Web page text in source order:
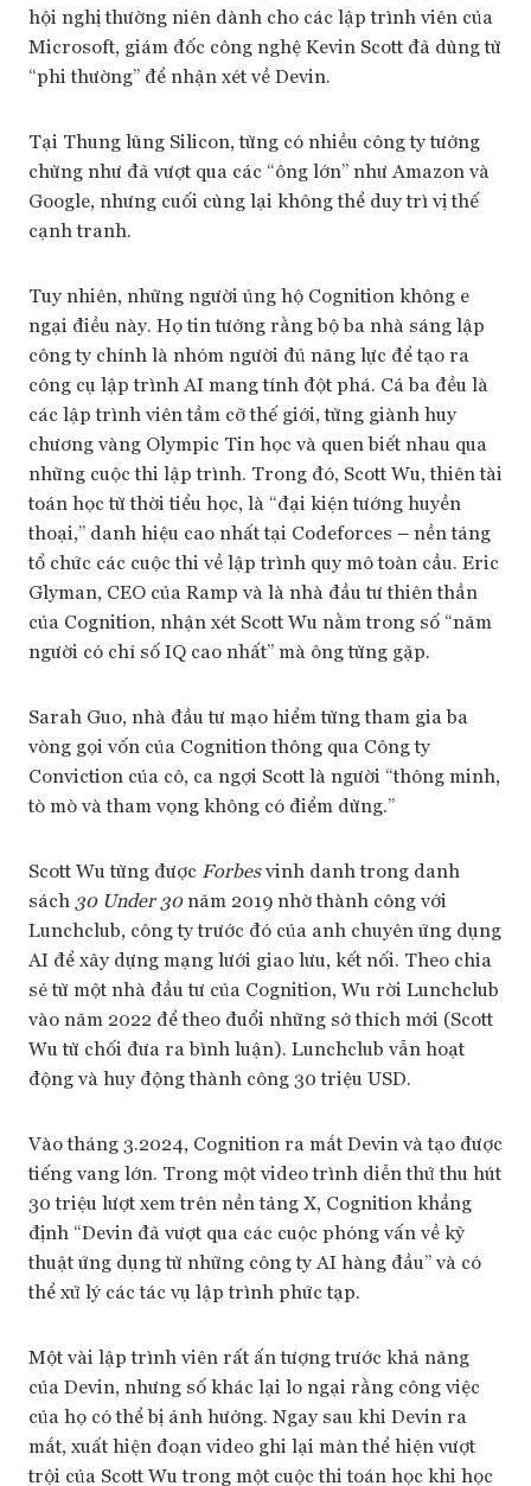
hội nghị thường niên dành cho các lập trình viên của
Microsoft, giám đốc công nghệ Kevin Scott đã dùng từ
“phi thường” để nhận xét về Devin.
Tại Thung lũng Silicon, từng có nhiều công ty tưởng
chừng như đã vượt qua các “ông lớn” như Amazon và
Google, nhưng cuối cùng lại không thể duy trì vị thế
cạnh tranh.
Tuy nhiên, những người ủng hộ Cognition không e
ngại điều này. Họ tin tưởng rằng bộ ba nhà sáng lập
công ty chính là nhóm người đủ năng lực để tạo ra
công cụ lập trình AI mang tính đột phá. Cả ba đều là
các lập trình viên tầm cỡ thế giới, từng giành huy
chương vàng Olympic Tin học và quen biết nhau qua
những cuộc thi lập trình. Trong đó, Scott Wu, thiên tài
toán học từ thời tiểu học, là “đại kiện tướng huyền
thoại,” danh hiệu cao nhất tại Codeforces – nền tảng
tổ chức các cuộc thi về lập trình quy mô toàn cầu. Eric
Glyman, CEO của Ramp và là nhà đầu tư thiên thần
của Cognition, nhận xét Scott Wu nằm trong số “năm
người có chỉ số IQ cao nhất” mà ông từng gặp.
Sarah Guo, nhà đầu tư mạo hiểm từng tham gia ba
vòng gọi vốn của Cognition thông qua Công ty
Conviction của cô, ca ngợi Scott là người “thông minh,
tò mò và tham vọng không có điểm dừng.”
Scott Wu từng được Forbesvinh danh trong danh
sách 30 Under 30năm 2019 nhờ thành công với
Lunchclub, công ty trước đó của anh chuyên ứng dụng
AI để xây dựng mạng lưới giao lưu, kết nối. Theo chia
sẻ từ một nhà đầu tư của Cognition, Wu rời Lunchclub
vào năm 2022 để theo đuổi những sở thích mới (Scott
Wu từ chối đưa ra bình luận). Lunchclub vẫn hoạt
động và huy động thành công 30 triệu USD.
Vào tháng 3.2024, Cognition ra mắt Devin và tạo được
tiếng vang lớn. Trong một video trình diễn thử thu hút
30 triệu lượt xem trên nền tảng X, Cognition khẳng
định “Devin đã vượt qua các cuộc phỏng vấn về kỹ
thuật ứng dụng từ những công ty AI hàng đầu” và có
thể xử lý các tác vụ lập trình phức tạp.
Một vài lập trình viên rất ấn tượng trước khả năng
của Devin, nhưng số khác lại lo ngại rằng công việc
của họ có thể bị ảnh hưởng. Ngay sau khi Devin ra
mắt, xuất hiện đoạn video ghi lại màn thể hiện vượt
trội của Scott Wu trong một cuộc thi toán học khi học